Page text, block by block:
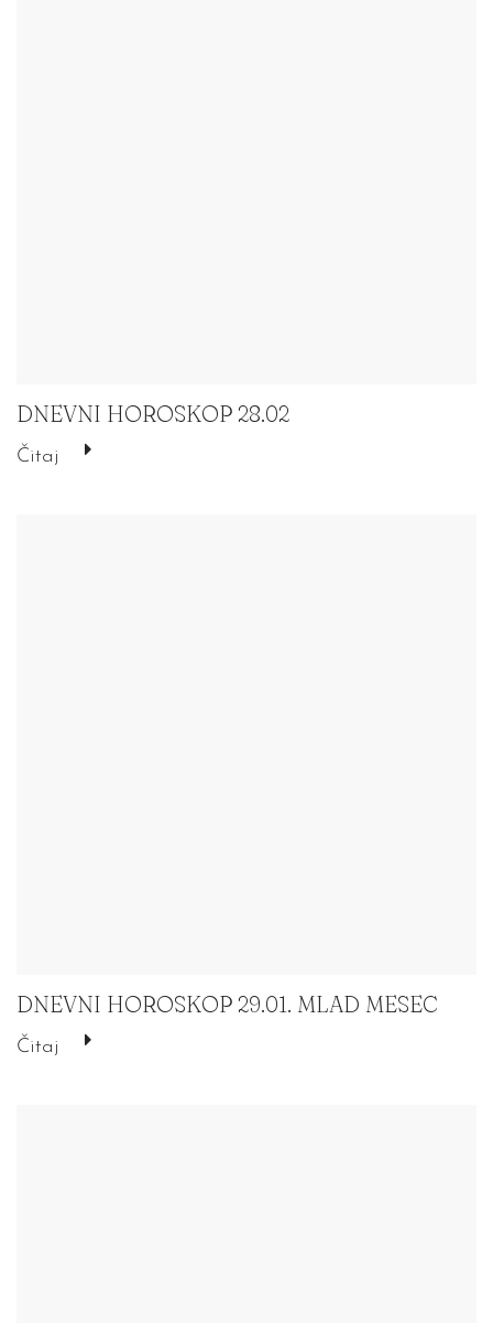
DNEVNI HOROSKOP 28.02
Čitaj
DNEVNI HOROSKOP 29.01. MLAD MESEC
Čitaj